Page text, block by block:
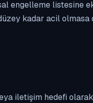
listesine
kadar acil
iletişim hedefi